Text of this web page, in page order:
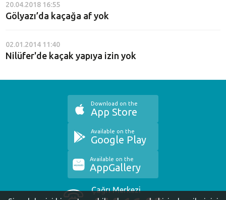
20.04.2018 16:55
Gölyazı’da kaçağa af yok
02.01.2014 11:40
Nilüfer'de kaçak yapıya izin yok
Çağrı Merkezi
Download on the
App Store
Available on the
Google Play
Available on the
AppGallery